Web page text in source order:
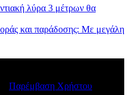
λύρα 3 μέτρων θα
και παράδοσης: Με μεγάλη
Παρέμβαση Χρήστου